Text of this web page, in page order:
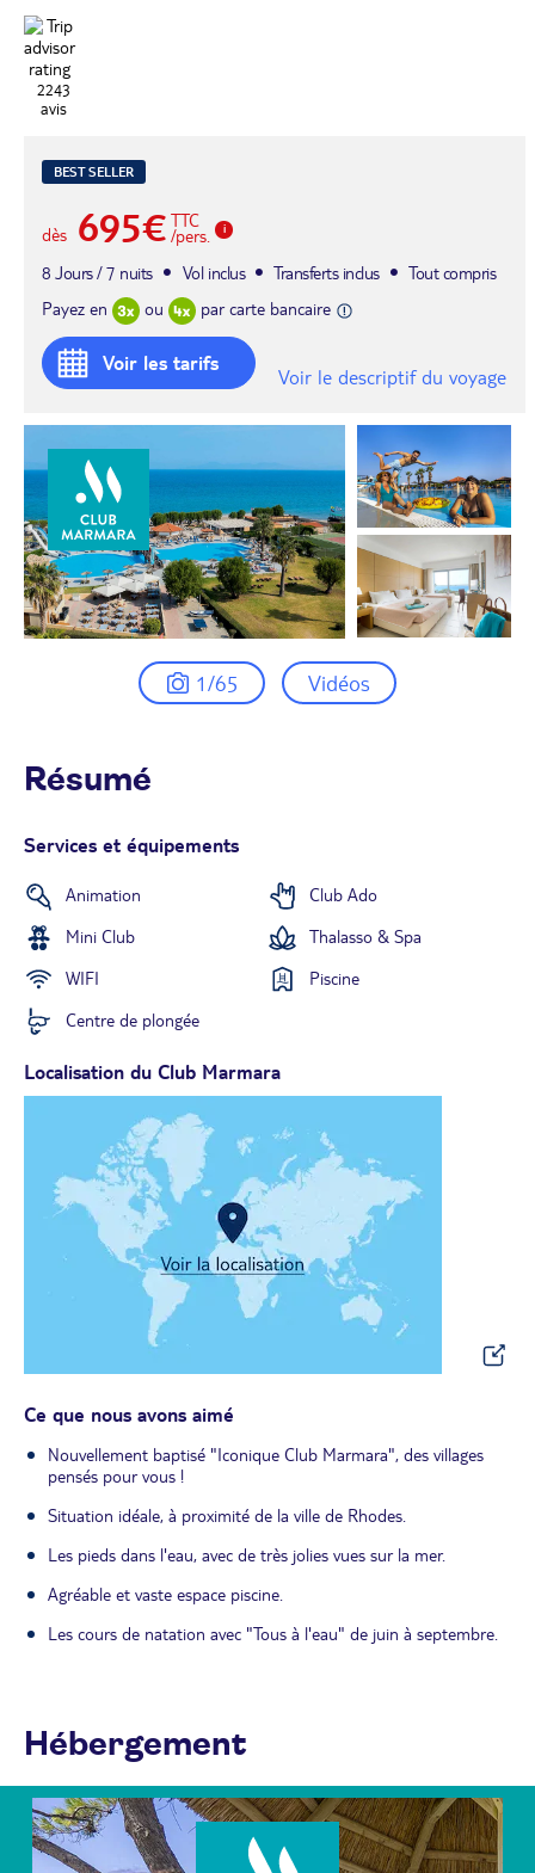
2243
avis
BEST SELLER
dès 695€ TTC
/pers.
8 Jours / 7 nuits
Vol inclus Transferts inclus
Tout compris
Payez en
ou par carte bancaire
Voir les tarifs
Voir le descriptif du voyage
1/65 Vidéos
Résumé
Services et équipements
Animation
Club Ado
Mini Club
Thalasso & Spa
WIFI
Piscine
Centre de plongée
Localisation du Club Marmara
Ce que nous avons aimé
Nouvellement baptisé "Iconique Club Marmara", des villages
pensés pour vous !
Situation idéale, à proximité de la ville de Rhodes.
Les pieds dans l'eau, avec de très jolies vues sur la mer.
Agréable et vaste espace piscine.
Les cours de natation avec "Tous à l'eau" de juin à septembre.
Hébergement